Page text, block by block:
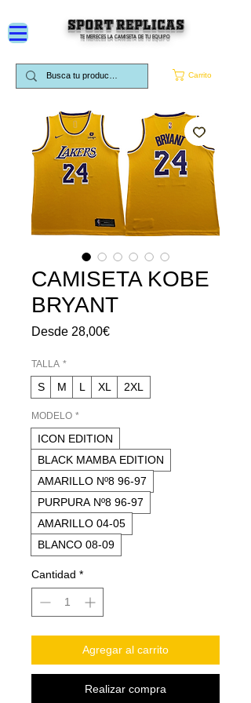
Carrito
SPORT REPLICAS
TE MERECES LA CAMISETA DE TU EQUIPO
CAMISETA KOBE
BRYANT
Desde 28,00€Precio
TALLA *
S M L XL 2XL
MODELO *
ICON EDITION
BLACK MAMBA EDITION
AMARILLO Nº8 96-97
PURPURA Nº8 96-97
AMARILLO 04-05
BLANCO 08-09
Cantidad *
Agregar al carrito
Realizar compra